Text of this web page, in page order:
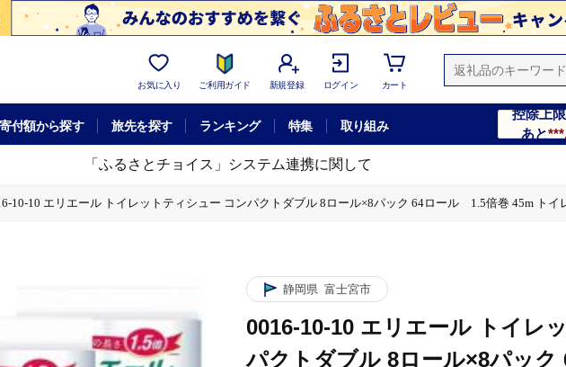
お気に入り ご利用ガイド 新規登録 ログイン カート
寄付額から探す 旅先を探す ランキング 特集 取り組み
控除上
あと
「ふるさとチョイス」システム連携に関して
10-10 エリエール トイレットティシュー コンパクトダブル 8ロール×8パック 64ロール 1.5倍巻 45m ト
静岡県 富士宮市
0016-10-10 エリエール トイレ
パクトダブル 8ロール×8パッ